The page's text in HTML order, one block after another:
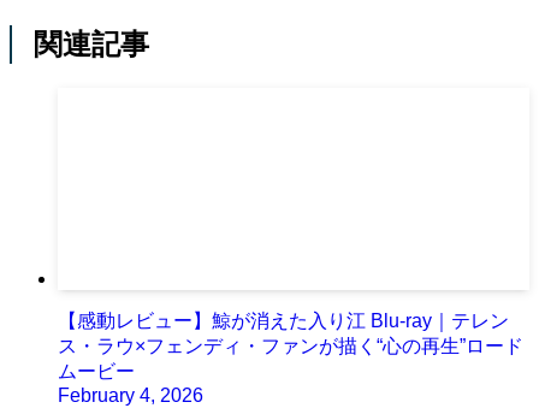
関連記事
【感動レビュー】鯨が消えた入り江 Blu-ray｜テレン
ス・ラウ×フェンディ・ファンが描く“心の再生”ロード
ムービー
February 4, 2026